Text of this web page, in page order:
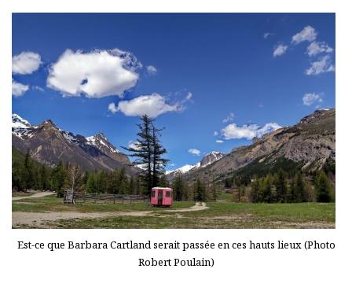
Est-ce que Barbara Cartland serait passée en ces hauts lieux (Photo
Robert Poulain)